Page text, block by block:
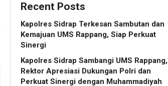
Recent Posts
Kapolres Sidrap Terkesan Sambutan dan
Kemajuan UMS Rappang, Siap Perkuat
Sinergi
Kapolres Sidrap Sambangi UMS Rappang,
Rektor Apresiasi Dukungan Polri dan
Perkuat Sinergi dengan Muhammadiyah